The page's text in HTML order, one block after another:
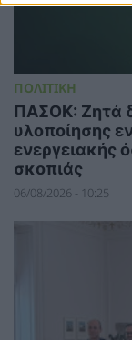
ΠΟΛΙΤΙΚΗ
ΠΑΣΟΚ: Ζητά
υλοποίησης
ενεργειακής
σκοπιάς
06/08/2026 - 10:25